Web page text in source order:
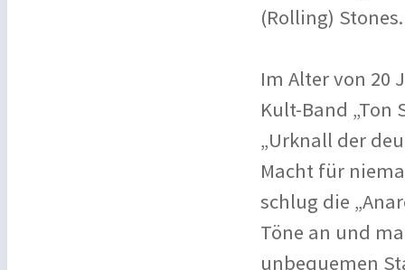
(Rolling) Stones.
Im Alter von 20
Kult-Band „Ton
„Urknall der
Macht für
schlug die
Töne an und
unbequemen